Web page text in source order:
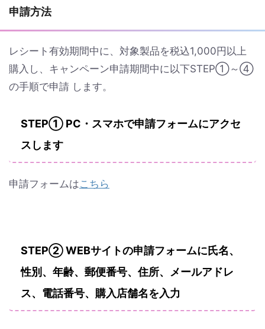
申請方法
レシート有効期間中に、対象製品を税込1,000円以上
購入し、キャンペーン申請期間中に以下STEP①～④
の手順で申請 します。
STEP① PC・スマホで申請フォームにアクセ
スします
申請フォームはこちら
STEP② WEBサイトの申請フォームに氏名、
性別、年齢、郵便番号、住所、メールアドレ
ス、電話番号、購入店舗名を入力